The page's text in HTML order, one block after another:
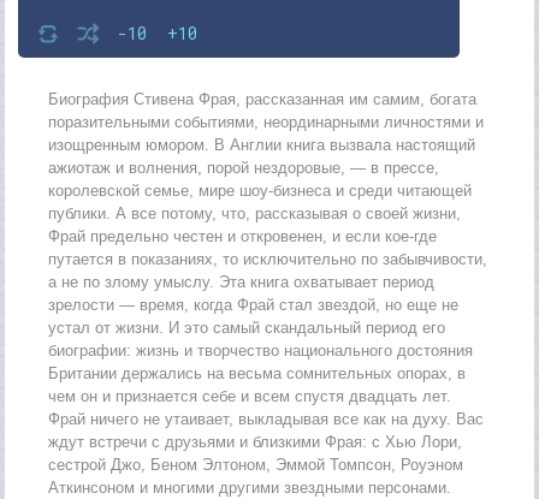
-10 +10
Биография Стивена Фрая, рассказанная им самим, богата
поразительными событиями, неординарными личностями и
изощренным юмором. В Англии книга вызвала настоящий
ажиотаж и волнения, порой нездоровые, — в прессе,
королевской семье, мире шоу-бизнеса и среди читающей
публики. А все потому, что, рассказывая о своей жизни,
Фрай предельно честен и откровенен, и если кое-где
путается в показаниях, то исключительно по забывчивости,
а не по злому умыслу. Эта книга охватывает период
зрелости — время, когда Фрай стал звездой, но еще не
устал от жизни. И это самый скандальный период его
биографии: жизнь и творчество национального достояния
Британии держались на весьма сомнительных опорах, в
чем он и признается себе и всем спустя двадцать лет.
Фрай ничего не утаивает, выкладывая все как на духу. Вас
ждут встречи с друзьями и близкими Фрая: с Хью Лори,
сестрой Джо, Беном Элтоном, Эммой Томпсон, Роуэном
Аткинсоном и многими другими звездными персонами.